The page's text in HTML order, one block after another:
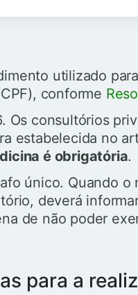
utilizado
conforme
Os consultórios
estabelecida no
é obrigatória.
único. Quando
deverá
de não poder
para a